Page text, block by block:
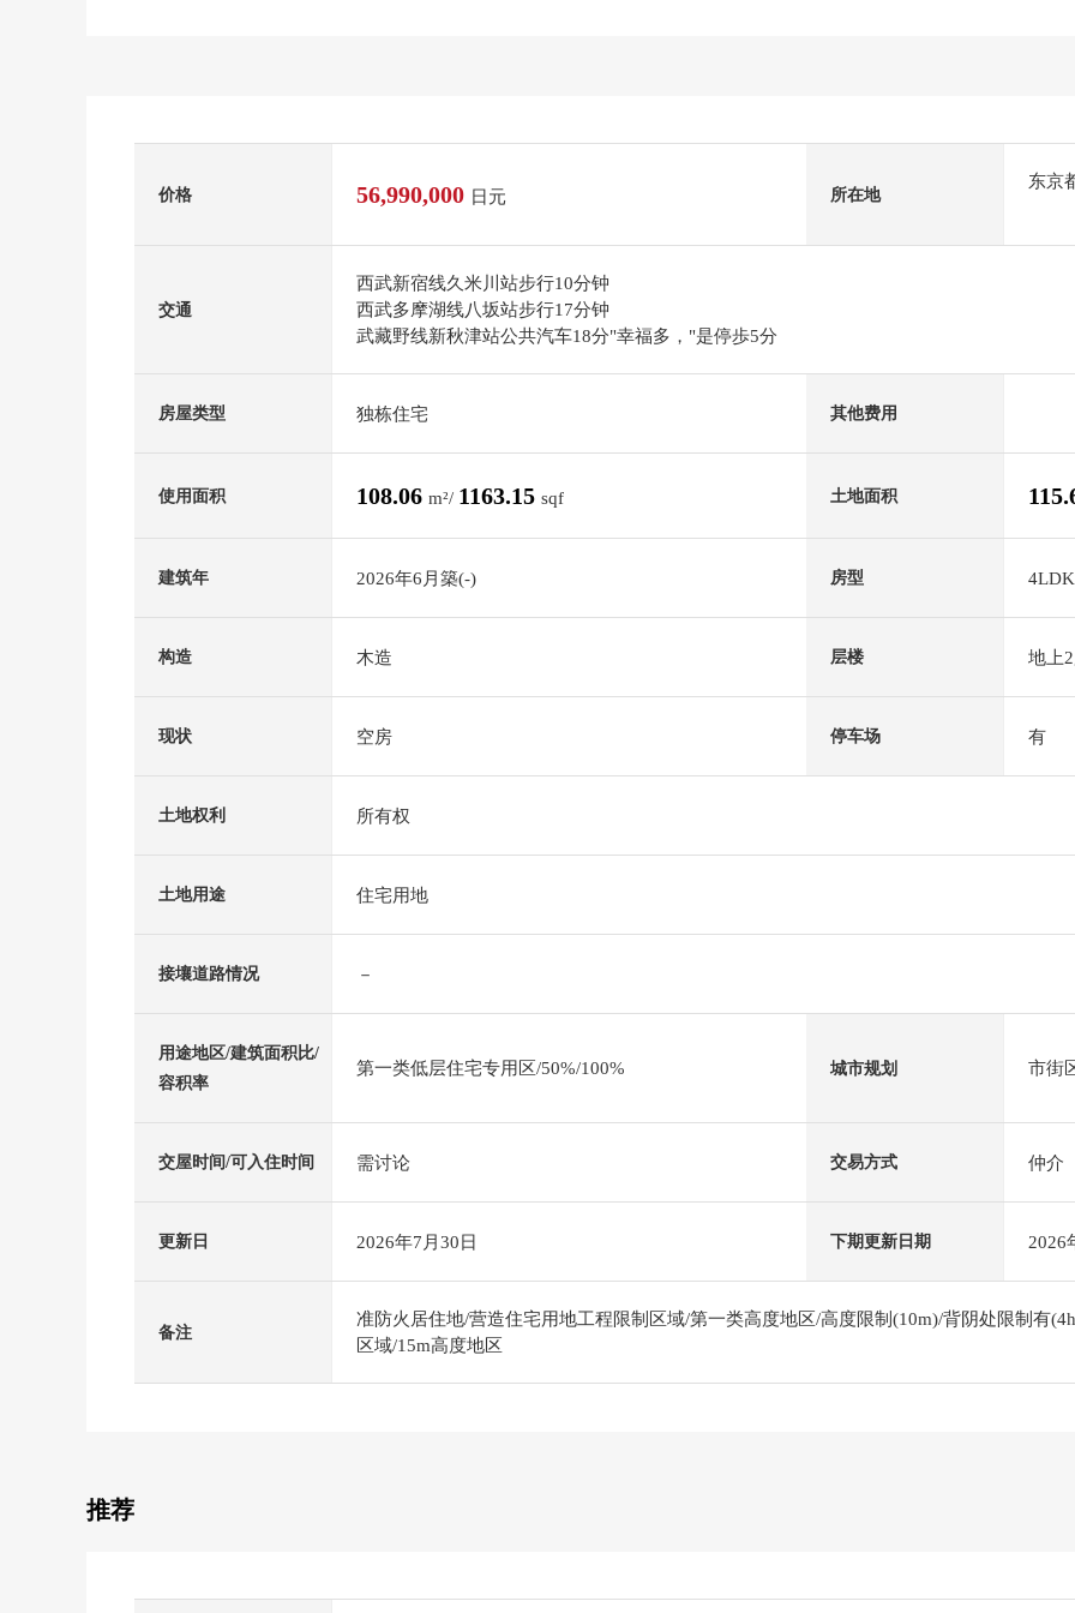
价格 56,990,000 日元 所在地
东京
交通
西武新宿线久米川站步行10分钟
西武多摩湖线八坂站步行17分钟
武藏野线新秋津站公共汽车18分"幸福多，"是停歩5分
房屋类型 独栋住宅 其他费用
使用面积 108.06 m²/ 1163.15 sqf 土地面积
建筑年 2026年6月築(-) 房型 4LDK
构造 木造 层楼 地上
现状 空房 停车场 有
土地权利 所有权
土地用途 住宅用地
接壤道路情况 －
用途地区/建筑面积比/
容积率
第一类低层住宅专用区/50%/100% 城市规划 市街
交屋时间/可入住时间 需讨论 交易方式 仲介
更新日 2026年7月30日 下期更新日期 2026
备注
准防火居住地/营造住宅用地工程限制区域/第一类高度地区/高度限制(10m)/背阴处限制有
区域/15m高度地区
推荐